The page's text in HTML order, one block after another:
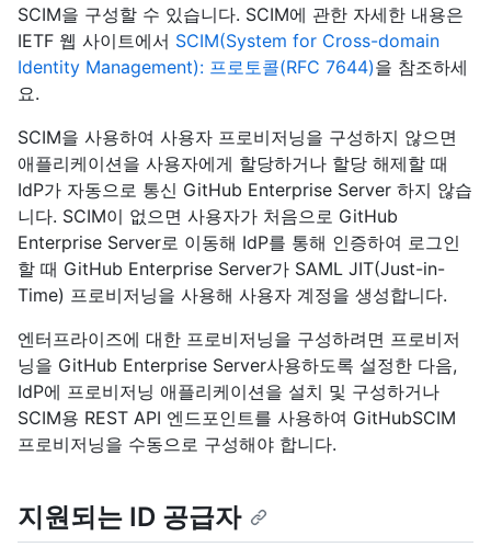
SCIM을 구성할 수 있습니다. SCIM에 관한 자세한 내용은
IETF 웹 사이트에서 SCIM(System for Cross-domain
Identity Management): 프로토콜(RFC 7644)을 참조하세
요.
SCIM을 사용하여 사용자 프로비저닝을 구성하지 않으면
애플리케이션을 사용자에게 할당하거나 할당 해제할 때
IdP가 자동으로 통신 GitHub Enterprise Server 하지 않습
니다. SCIM이 없으면 사용자가 처음으로 GitHub
Enterprise Server로 이동해 IdP를 통해 인증하여 로그인
할 때 GitHub Enterprise Server가 SAML JIT(Just-in-
Time) 프로비저닝을 사용해 사용자 계정을 생성합니다.
엔터프라이즈에 대한 프로비저닝을 구성하려면 프로비저
닝을 GitHub Enterprise Server사용하도록 설정한 다음,
IdP에 프로비저닝 애플리케이션을 설치 및 구성하거나
SCIM용 REST API 엔드포인트를 사용하여 GitHubSCIM
프로비저닝을 수동으로 구성해야 합니다.
지원되는 ID 공급자